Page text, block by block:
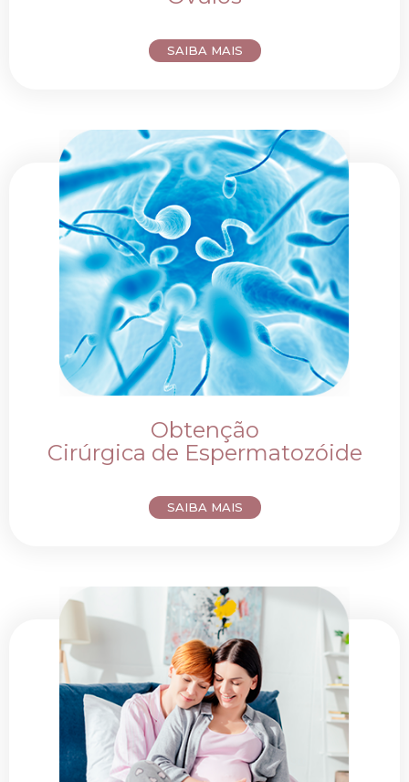
SAIBA MAIS
Obtenção
Cirúrgica de Espermatozóide
SAIBA MAIS